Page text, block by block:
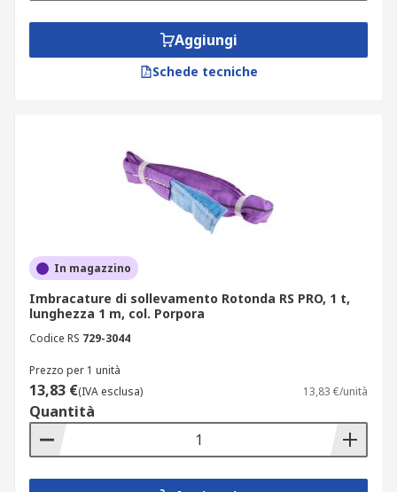
Aggiungi
Schede tecniche
In magazzino
Imbracature di sollevamento Rotonda RS PRO, 1 t,
lunghezza 1 m, col. Porpora
Codice RS 729-3044
Prezzo per 1 unità
13,83 €(IVA esclusa) 13,83 €/unità
Quantità